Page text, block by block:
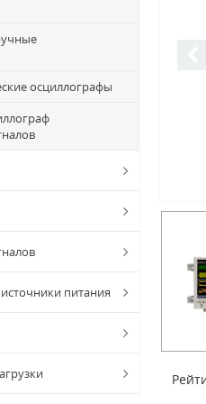
осциллографы
питания